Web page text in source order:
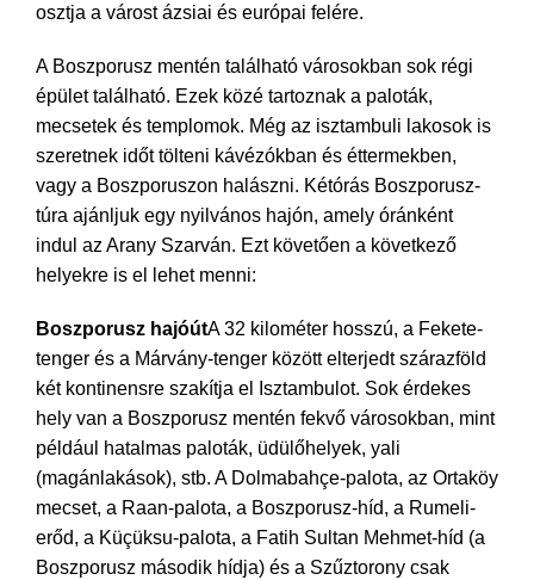
osztja a várost ázsiai és európai felére.
A Boszporusz mentén található városokban sok régi
épület található. Ezek közé tartoznak a paloták,
mecsetek és templomok. Még az isztambuli lakosok is
szeretnek időt tölteni kávézókban és éttermekben,
vagy a Boszporuszon halászni. Kétórás Boszporusz-
túra ajánljuk egy nyilvános hajón, amely óránként
indul az Arany Szarván. Ezt követően a következő
helyekre is el lehet menni:
Boszporusz hajóútA 32 kilométer hosszú, a Fekete-
tenger és a Márvány-tenger között elterjedt szárazföld
két kontinensre szakítja el Isztambulot. Sok érdekes
hely van a Boszporusz mentén fekvő városokban, mint
például hatalmas paloták, üdülőhelyek, yali
(magánlakások), stb. A Dolmabahçe-palota, az Ortaköy
mecset, a Raan-palota, a Boszporusz-híd, a Rumeli-
erőd, a Küçüksu-palota, a Fatih Sultan Mehmet-híd (a
Boszporusz második hídja) és a Szűztorony csak